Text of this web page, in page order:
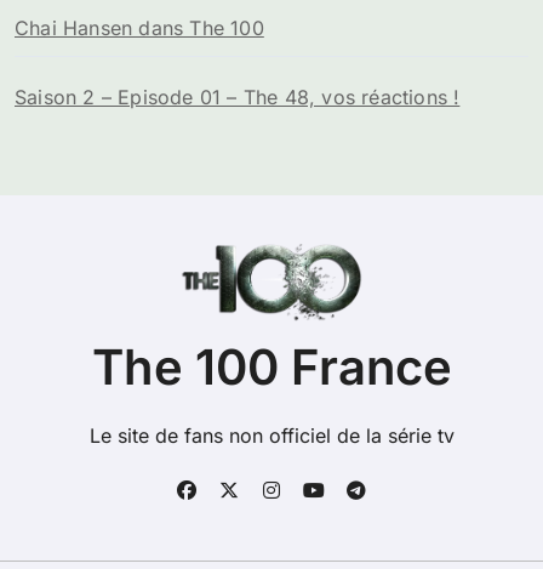
Chai Hansen dans The 100
Saison 2 – Episode 01 – The 48, vos réactions !
The 100 France
Le site de fans non officiel de la série tv